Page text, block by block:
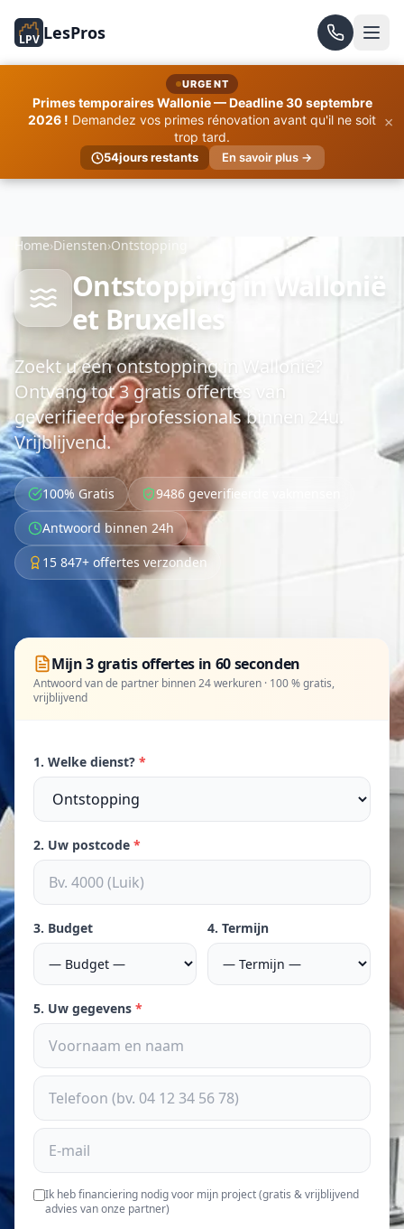
LPV LesPros
URGENT
Primes temporaires Wallonie — Deadline 30 septembre
2026 ! Demandez vos primes rénovation avant qu'il ne soit
trop tard.
54jours restants En savoir plus →
×
Home›Diensten›Ontstopping
Ontstopping in Wallonië
et Bruxelles
Zoekt u een ontstopping in Wallonië?
Ontvang tot 3 gratis offertes van
geverifieerde professionals binnen 24u.
Vrijblijvend.
100% Gratis
9486 geverifieerde vakmensen
Antwoord binnen 24h
15 847+ offertes verzonden
Mijn 3 gratis offertes in 60 seconden
Antwoord van de partner binnen 24 werkuren · 100 % gratis,
vrijblijvend
1. Welke dienst? *
2. Uw postcode *
3. Budget 4. Termijn
5. Uw gegevens *
Ik heb financiering nodig voor mijn project (gratis & vrijblijvend
advies van onze partner)